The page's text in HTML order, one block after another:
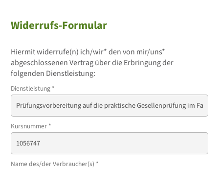
Widerrufs-Formular
Hiermit widerrufe(n) ich/wir* den von mir/uns*
abgeschlossenen Vertrag über die Erbringung der
folgenden Dienstleistung:
Dienstleistung *
Kursnummer *
Name des/der Verbraucher(s) *